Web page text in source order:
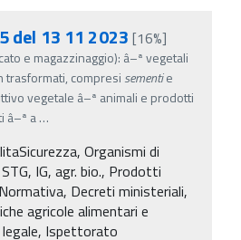
del 13 11 2023 [16%]
e magazzinaggio): â–ª vegetali
compresi sementie
vegetale â–ª animali e prodotti
â–ª a…
Organismi di
IG, agr. bio., Prodotti
Decreti ministeriali,
agricole alimentari e
Ispettorato